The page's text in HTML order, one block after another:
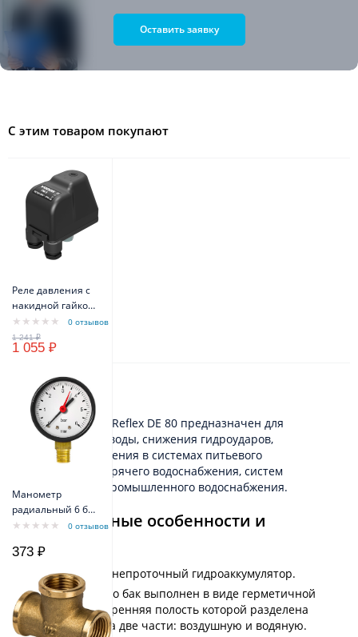
Оставить заявку
С этим товаром покупают
Реле давления с
накидной гайкой
VODOS PM/5 1/4" -
FG 16A(10A) IP44
0 отзывов
1 055 ₽
Манометр
радиальный 6 бар
TIM Y-50-6bar0 отзывов
373 ₽
Описание
Гидроаккумулятор Reflex DE 80 предназначен для
аккумулирования воды, снижения гидроударов,
поддержания давления в системах питьевого
водоснабжения, горячего водоснабжения, систем
пожаротушения, промышленного водоснабжения.
Конструктивные особенности и
Reflex DE 80 - непроточный гидроаккумулятор.
Конструктивно бак выполнен в виде герметичной
ёмкости, внутренняя полость которой разделена
мембраной на две части: воздушную и водяную.